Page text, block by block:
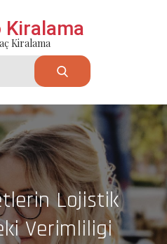
Kiralama
Kiralama
Lojistik
Verimliligi